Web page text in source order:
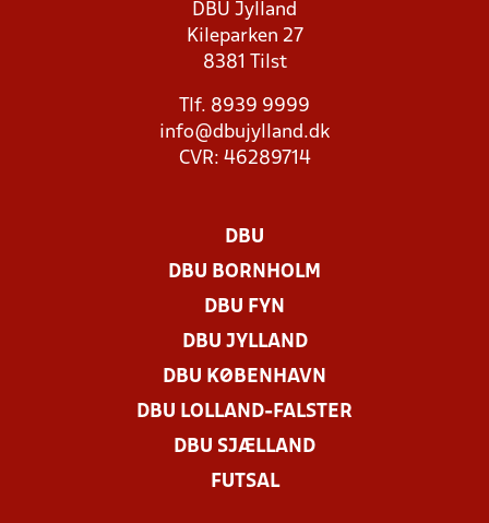
DBU Jylland
Kileparken 27
8381 Tilst
Tlf. 8939 9999
info@dbujylland.dk
CVR: 46289714
DBU
DBU BORNHOLM
DBU FYN
DBU JYLLAND
DBU KØBENHAVN
DBU LOLLAND-FALSTER
DBU SJÆLLAND
FUTSAL